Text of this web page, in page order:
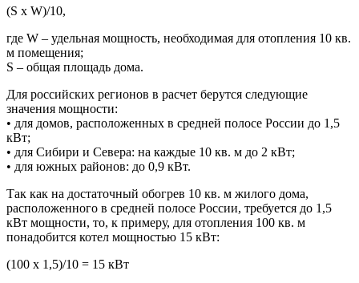
(S х W)/10,
где W – удельная мощность, необходимая для отопления 10 кв.
м помещения;
S – общая площадь дома.
Для российских регионов в расчет берутся следующие
значения мощности:
• для домов, расположенных в средней полосе России до 1,5
кВт;
• для Сибири и Севера: на каждые 10 кв. м до 2 кВт;
• для южных районов: до 0,9 кВт.
Так как на достаточный обогрев 10 кв. м жилого дома,
расположенного в средней полосе России, требуется до 1,5
кВт мощности, то, к примеру, для отопления 100 кв. м
понадобится котел мощностью 15 кВт:
(100 х 1,5)/10 = 15 кВт